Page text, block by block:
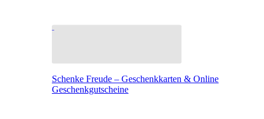
Schenke Freude – Geschenkkarten & Online
Geschenkgutscheine